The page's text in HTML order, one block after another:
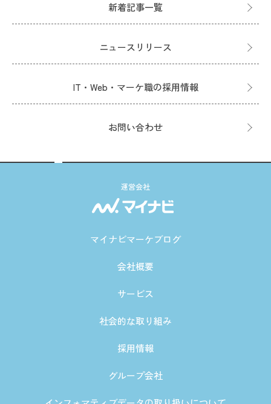
新着記事一覧
ニュースリリース
IT・Web・マーケ職の採用情報
お問い合わせ
運営会社
マイナビマーケブログ
会社概要
サービス
社会的な取り組み
採用情報
グループ会社